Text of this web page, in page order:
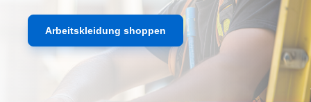
Arbeitskleidung shoppen